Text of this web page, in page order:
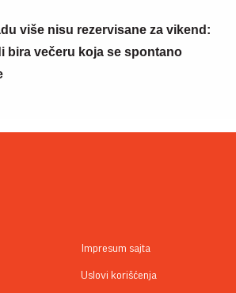
više nisu rezervisane za vikend:
bira večeru koja se spontano
Impresum sajta
Uslovi korišćenja